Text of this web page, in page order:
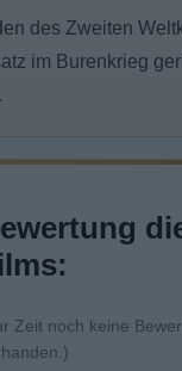
des Zweiten
im Burenkrieg
Zeit noch keine